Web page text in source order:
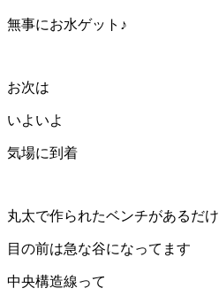
無事にお水ゲット♪
お次は
いよいよ
気場に到着
丸太で作られたベンチがあるだけ
目の前は急な谷になってます
中央構造線って